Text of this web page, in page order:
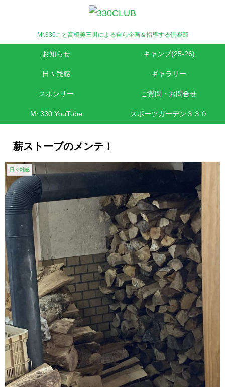
Mr.330こと高橋美三男による自ら企画＆指導する倶楽部
お知らせ キャンプ(25-26)
日々雑感 ギャラリー
スポンサー ご質問・お問合せ
Mr.330 YouTube スポーツガーデン３３０
薪ストーブのメンテ！
日々雑感